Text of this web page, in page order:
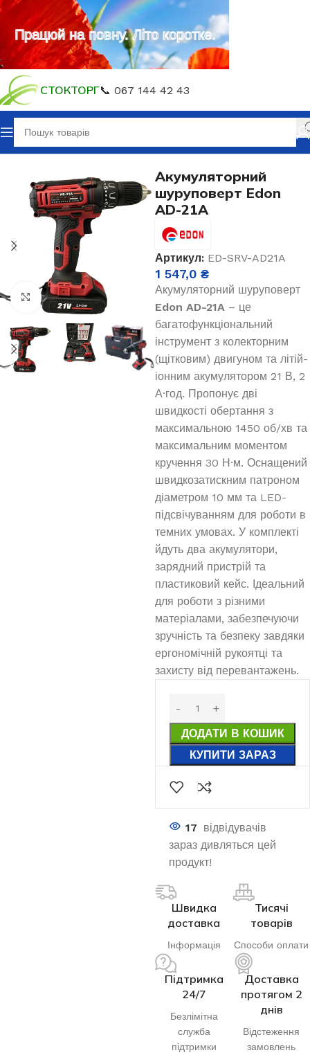
СТОКТОРГ📞 067 144 42 43
Головна Акумуляторний інструмент
Клацніть, щоб збільшити
Акумуляторний
шуруповерт Edon
AD-21A
Артикул: ED-SRV-AD21A
1 547,0 ₴
Акумуляторний шуруповерт
Edon AD-21A – це
багатофункціональний
інструмент з колекторним
(щітковим) двигуном та літій-
іонним акумулятором 21 В, 2
А·год. Пропонує дві
швидкості обертання з
максимальною 1450 об/хв та
максимальним моментом
кручення 30 Н·м. Оснащений
швидкозатискним патроном
діаметром 10 мм та LED-
підсвічуванням для роботи в
темних умовах. У комплекті
йдуть два акумулятори,
зарядний пристрій та
пластиковий кейс. Ідеальний
для роботи з різними
матеріалами, забезпечуючи
зручність та безпеку завдяки
ергономічній рукоятці та
захисту від перевантажень.
ДОДАТИ В КОШИК
КУПИТИ ЗАРАЗ
17 відвідувачів
зараз дивляться цей
продукт!
Швидка
доставка
Інформація
Тисячі
товарів
Способи оплати
Підтримка
24/7
Безлімітна
служба
підтримки
Доставка
протягом 2
днів
Відстеження
замовлень
Працюй на повну. Літо коротке.